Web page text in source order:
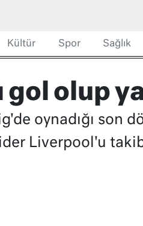
Kültür Spor Sağlık
gol olup
oynadığı son
Liverpool'u